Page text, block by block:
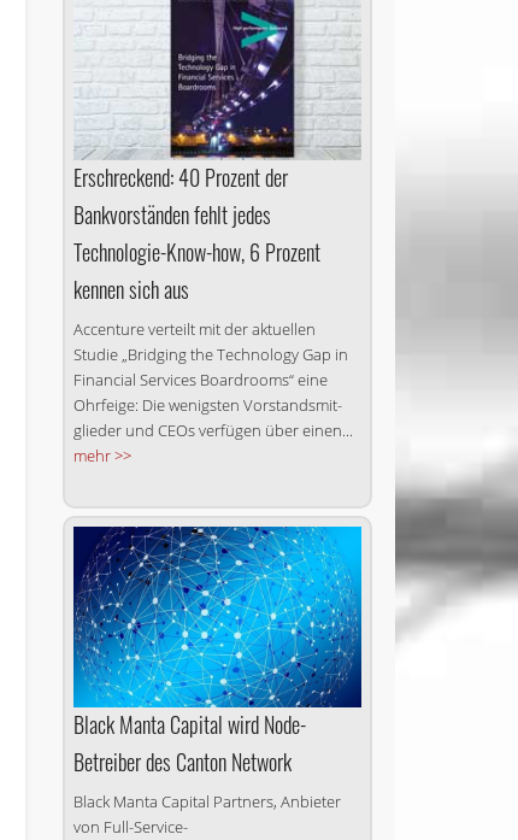
Erschreckend: 40 Prozent der
Bankvorständen fehlt jedes
Technologie-Know-how, 6 Prozent
kennen sich aus
Accenture verteilt mit der aktuellen
Studie „Bridging the Technology Gap in
Financial Services Boardrooms“ eine
Ohrfeige: Die wenigsten Vor­stands­mit­
glieder und CEOs verfügen über einen...
mehr >>
Black Manta Capital wird Node-
Betreiber des Canton Network
Black Manta Capital Partners, Anbieter
von Full-Service-